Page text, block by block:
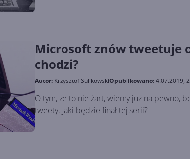
Microsoft znów tweetuje
chodzi?
Autor: Krzysztof SulikowskiOpublikowano:4.07.2019,
O tym, że to nie żart, wiemy już na pewno,
tweety. Jaki będzie finał tej serii?